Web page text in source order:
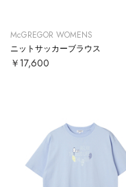
McGREGOR WOMENS
ニットサッカーブラウス
￥17,600